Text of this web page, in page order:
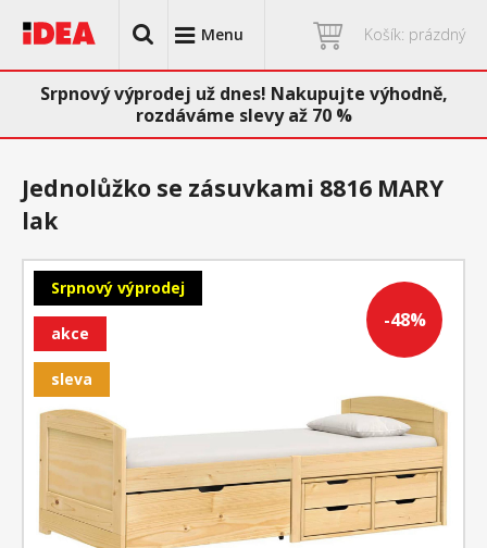
Menu Košík: prázdný
Srpnový výprodej už dnes! Nakupujte výhodně,
rozdáváme slevy až 70 %
-48%
Srpnový výprodej
akce
sleva
Jednolůžko se zásuvkami 8816 MARY
lak